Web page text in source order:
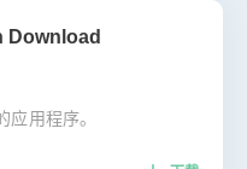
Download
用程序。